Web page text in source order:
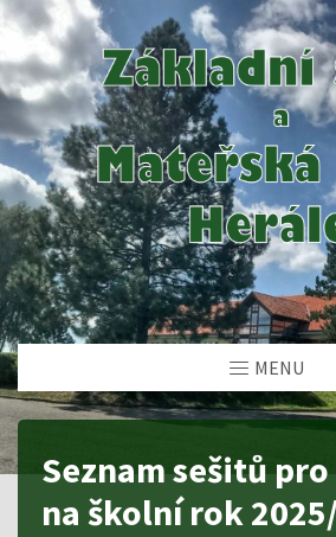
MENU
Seznam sešitů
na školní rok